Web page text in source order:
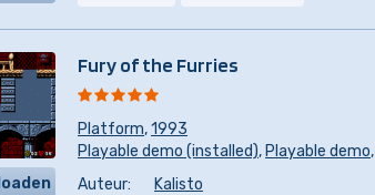
Fury of the Furries
Platform,1993
Playable demo (installed), Playable demo,
Auteur:
Kalisto